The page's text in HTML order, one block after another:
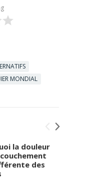
MONDIAL
la douleur
des